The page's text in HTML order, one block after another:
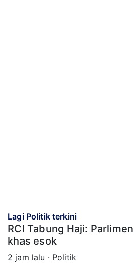
Lagi Politik terkini
RCI Tabung Haji:
khas esok
2 jam lalu · Politik